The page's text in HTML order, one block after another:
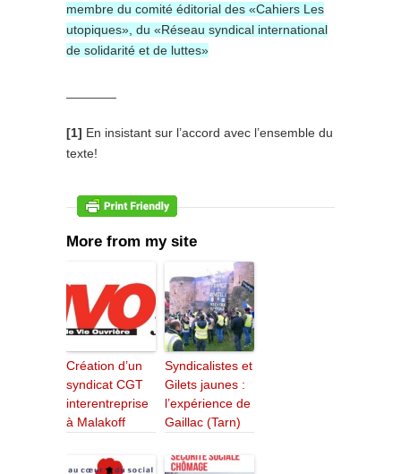
membre du comité éditorial des «Cahiers Les
utopiques», du «Réseau syndical international
de solidarité et de luttes»
[1] En insistant sur l’accord avec l’ensemble du
texte!
More from my site
Création d’un
syndicat CGT
interentreprise
à Malakoff
Syndicalistes et
Gilets jaunes :
l’expérience de
Gaillac (Tarn)